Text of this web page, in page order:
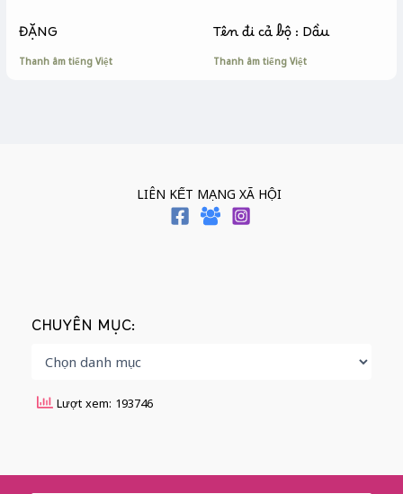
ĐẶNG
Thanh âm tiếng Việt
Tên đi cả bộ : Dầu
Thanh âm tiếng Việt
LIÊN KẾT MẠNG XÃ HỘI
CHUYÊN MỤC:
Lượt xem: 193746